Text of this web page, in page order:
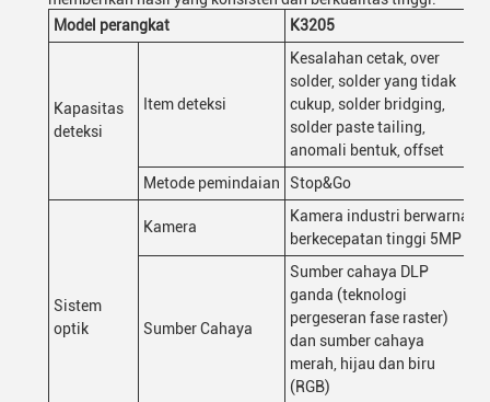
Model perangkat
K3205
Kapasitas
deteksi
Item deteksi
Kesalahan cetak, over
solder, solder yang tidak
cukup, solder bridging,
solder paste tailing,
anomali bentuk, offset
Metode pemindaian
Stop&Go
Sistem
optik
Kamera
Kamera industri berwarna
berkecepatan tinggi 5MP
Sumber Cahaya
Sumber cahaya DLP
ganda (teknologi
pergeseran fase raster)
dan sumber cahaya
merah, hijau dan biru
(RGB)